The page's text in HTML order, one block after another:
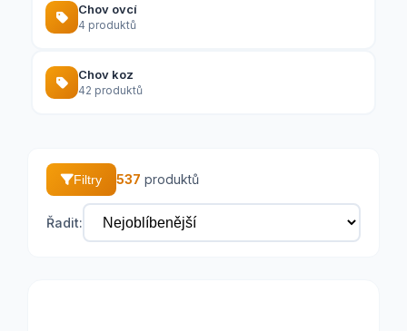
Chov ovcí
4 produktů
Chov koz
42 produktů
Filtry 537 produktů
Řadit: